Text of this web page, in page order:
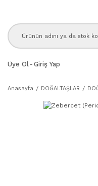
Üye Ol - Giriş Yap
Anasayfa DOĞALTAŞLAR